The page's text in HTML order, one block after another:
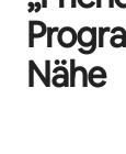
Nähe